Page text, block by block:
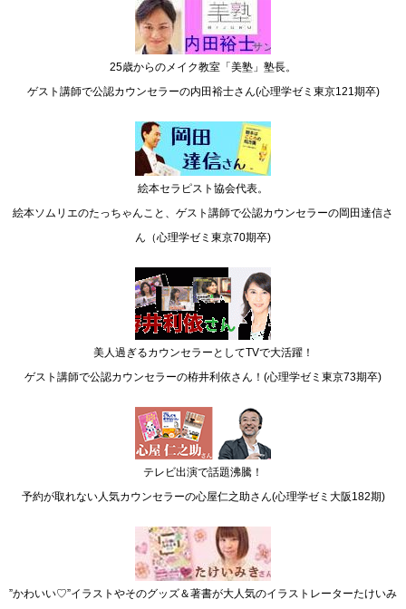
25歳からのメイク教室「美塾」塾長。
ゲスト講師で公認カウンセラーの内田裕士さん(心理学ゼミ東京121期卒)
絵本セラピスト協会代表。
絵本ソムリエのたっちゃんこと、ゲスト講師で公認カウンセラーの岡田達信さ
ん（心理学ゼミ東京70期卒)
美人過ぎるカウンセラーとしてTVで大活躍！
ゲスト講師で公認カウンセラーの栫井利依さん！(心理学ゼミ東京73期卒)
テレビ出演で話題沸騰！
予約が取れない人気カウンセラーの心屋仁之助さん(心理学ゼミ大阪182期)
”かわいい♡”イラストやそのグッズ＆著書が大人気のイラストレーターたけいみ